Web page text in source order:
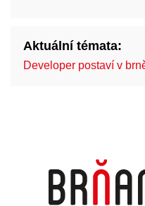
Aktuální témata:
Developer postaví v